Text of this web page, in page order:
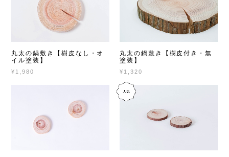
丸太の鍋敷き【樹皮なし・オ
イル塗装】
¥1,980
丸太の鍋敷き【樹皮付き・無
塗装】
¥1,320